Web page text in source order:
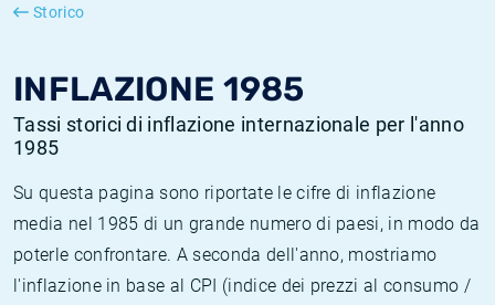
Storico
INFLAZIONE 1985
Tassi storici di inflazione internazionale per l'anno
1985
Su questa pagina sono riportate le cifre di inflazione
media nel 1985 di un grande numero di paesi, in modo da
poterle confrontare. A seconda dell'anno, mostriamo
l'inflazione in base al CPI (indice dei prezzi al consumo /
SONIA
Inflazione Stati Uniti
Tassi storici di TONAR